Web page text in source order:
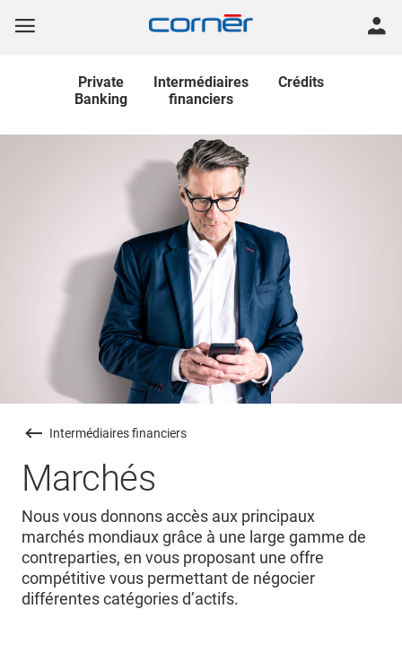
Private
Banking
Intermédiaires
financiers
Crédits
Intermédiaires financiers
Marchés
Nous vous donnons accès aux principaux
marchés mondiaux grâce à une large gamme de
contreparties, en vous proposant une offre
compétitive vous permettant de négocier
différentes catégories d’actifs.